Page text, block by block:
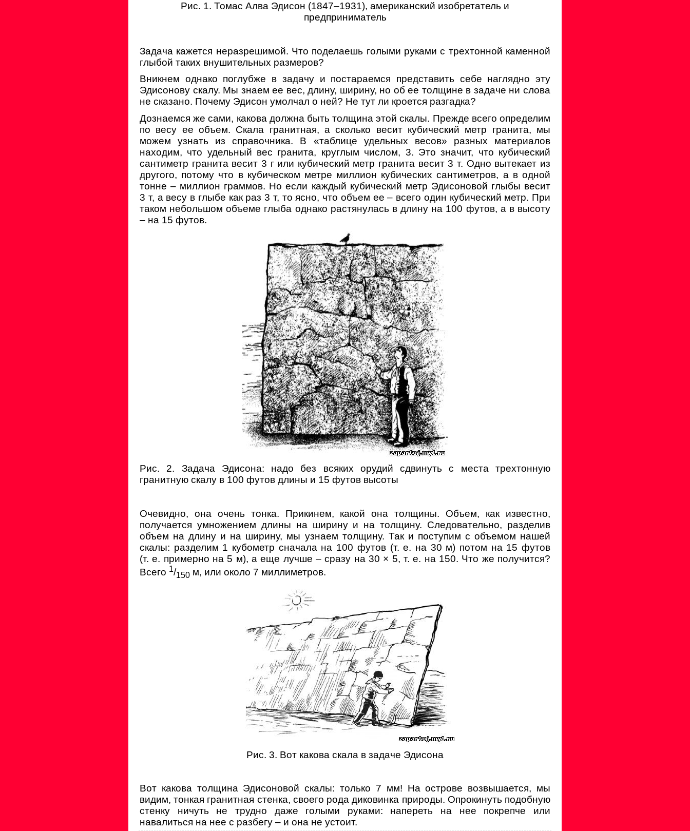
Рис. 1. Томас Алва Эдисон (1847–1931), американский изобретатель и
предприниматель
Задача кажется неразрешимой. Что поделаешь голыми руками с трехтонной каменной
глыбой таких внушительных размеров?
Вникнем однако поглубже в задачу и постараемся представить себе наглядно эту
Эдисонову скалу. Мы знаем ее вес, длину, ширину, но об ее толщине в задаче ни слова
не сказано. Почему Эдисон умолчал о ней? Не тут ли кроется разгадка?
Дознаемся же сами, какова должна быть толщина этой скалы. Прежде всего определим
по весу ее объем. Скала гранитная, а сколько весит кубический метр гранита, мы
можем узнать из справочника. В «таблице удельных весов» разных материалов
находим, что удельный вес гранита, круглым числом, 3. Это значит, что кубический
сантиметр гранита весит 3 г или кубический метр гранита весит 3 т. Одно вытекает из
другого, потому что в кубическом метре миллион кубических сантиметров, а в одной
тонне – миллион граммов. Но если каждый кубический метр Эдисоновой глыбы весит
3 т, а весу в глыбе как раз 3 т, то ясно, что объем ее – всего один кубический метр. При
таком небольшом объеме глыба однако растянулась в длину на 100 футов, а в высоту
– на 15 футов.
Рис. 2. Задача Эдисона: надо без всяких орудий сдвинуть с места трехтонную
гранитную скалу в 100 футов длины и 15 футов высоты
Очевидно, она очень тонка. Прикинем, какой она толщины. Объем, как известно,
получается умножением длины на ширину и на толщину. Следовательно, разделив
объем на длину и на ширину, мы узнаем толщину. Так и поступим с объемом нашей
скалы: разделим 1 кубометр сначала на 100 футов (т. е. на 30 м) потом на 15 футов
(т. е. примерно на 5 м), а еще лучше – сразу на 30 × 5, т. е. на 150. Что же получится?
Всего 1/150 м, или около 7 миллиметров.
Рис. 3. Вот какова скала в задаче Эдисона
Вот какова толщина Эдисоновой скалы: только 7 мм! На острове возвышается, мы
видим, тонкая гранитная стенка, своего рода диковинка природы. Опрокинуть подобную
стенку ничуть не трудно даже голыми руками: напереть на нее покрепче или
навалиться на нее с разбегу – и она не устоит.